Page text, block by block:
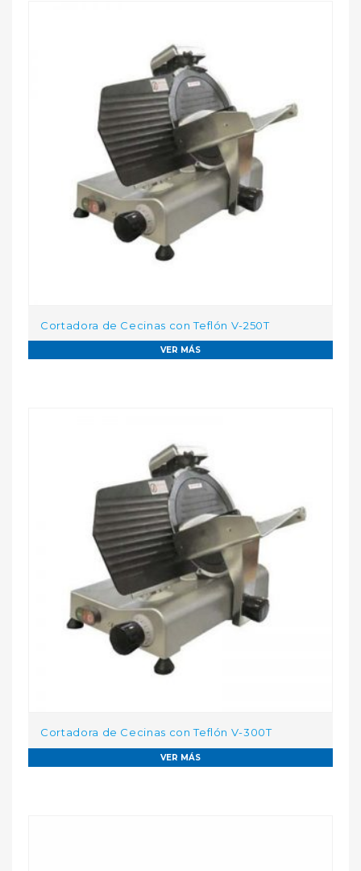
Cortadora de Cecinas con Teflón V-250T
VER MÁS
Cortadora de Cecinas con Teflón V-300T
VER MÁS